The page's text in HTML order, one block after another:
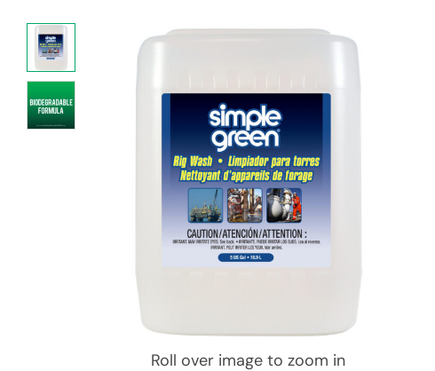
Roll over image to zoom in